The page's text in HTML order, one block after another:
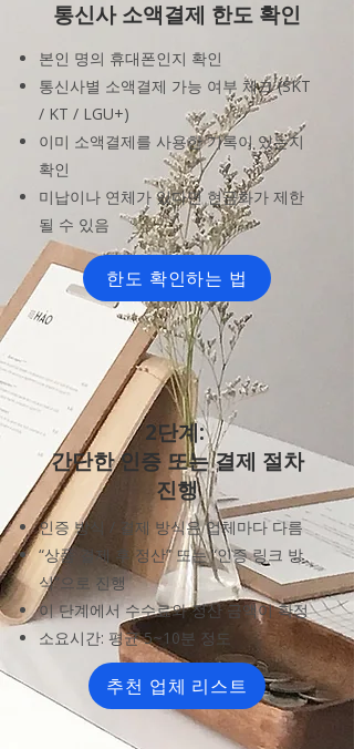
통신사 소액결제 한도 확인
본인 명의 휴대폰인지 확인
통신사별 소액결제 가능 여부 체크 (SKT
/ KT / LGU+)
이미 소액결제를 사용한 기록이 있는지
확인
미납이나 연체가 있다면 현금화가 제한
될 수 있음
한도 확인하는 법
2단계:
간단한 인증 또는 결제 절차
진행
인증 방식 / 결제 방식은 업체마다 다름
“상품 결제 후 정산” 또는 “인증 링크 방
식”으로 진행
이 단계에서 수수료와 정산 금액이 확정
소요시간: 평균 5~10분 정도
추천 업체 리스트